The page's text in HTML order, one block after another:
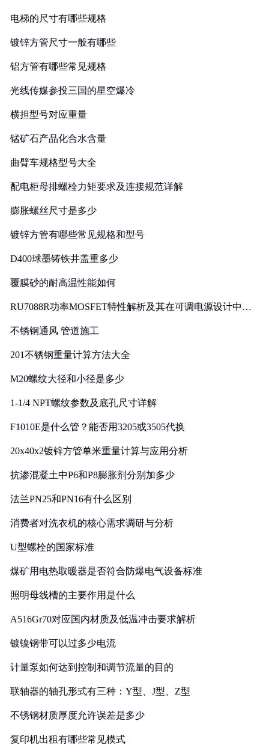
电梯的尺寸有哪些规格
镀锌方管尺寸一般有哪些
铝方管有哪些常见规格
光线传媒参投三国的星空爆冷
横担型号对应重量
锰矿石产品化合水含量
曲臂车规格型号大全
配电柜母排螺栓力矩要求及连接规范详解
膨胀螺丝尺寸是多少
镀锌方管有哪些常见规格和型号
D400球墨铸铁井盖重多少
覆膜砂的耐高温性能如何
RU7088R功率MOSFET特性解析及其在可调电源设计中的
不锈钢通风 管道施工
201不锈钢重量计算方法大全
M20螺纹大径和小径是多少
1-1/4 NPT螺纹参数及底孔尺寸详解
F1010E是什么管？能否用3205或3505代换
20x40x2镀锌方管单米重量计算与应用分析
抗渗混凝土中P6和P8膨胀剂分别加多少
法兰PN25和PN16有什么区别
消费者对洗衣机的核心需求调研与分析
U型螺栓的国家标准
煤矿用电热取暖器是否符合防爆电气设备标准
照明母线槽的主要作用是什么
A516Gr70对应国内材质及低温冲击要求解析
镀镍钢带可以过多少电流
计量泵如何达到控制和调节流量的目的
联轴器的轴孔形式有三种：Y型、J型、Z型
不锈钢材质厚度允许误差是多少
复印机出租有哪些常见模式